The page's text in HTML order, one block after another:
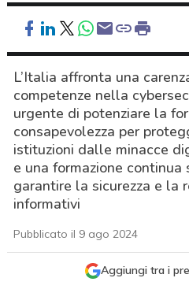
L’Italia affronta una
competenze nella
urgente di potenziare la
consapevolezza per
istituzioni dalle minacce
e una formazione continua
garantire la sicurezza e la
informativi
Pubblicato il 9 ago 2024
Aggiungi tra i